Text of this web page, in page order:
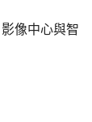
像中心與智